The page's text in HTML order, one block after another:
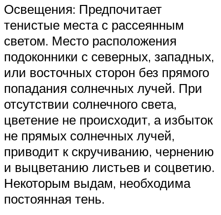
Освещения: Предпочитает
тенистые места с рассеянным
светом. Место расположения
подоконники с северных, западных,
или восточных сторон без прямого
попадания солнечных лучей. При
отсутствии солнечного света,
цветение не происходит, а избыток
не прямых солнечных лучей,
приводит к скручиванию, чернению
и выцветанию листьев и соцветию.
Некоторым выдам, необходима
постоянная тень.